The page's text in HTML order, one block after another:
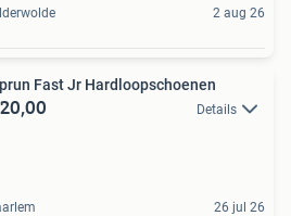
2 aug 26
Fast Jr Hardloopschoenen
Details
26 jul 26